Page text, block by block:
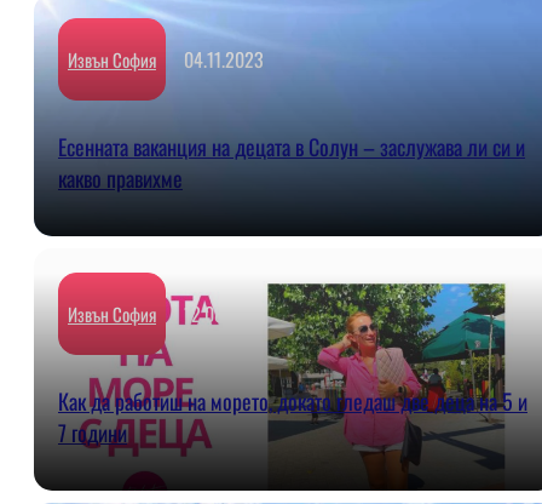
Извън София 04.11.2023
Есенната ваканция на децата в Солун – заслужава ли си и
какво правихме
Извън София 12.08.2023
Как да работиш на морето, докато гледаш две деца на 5 и
7 години